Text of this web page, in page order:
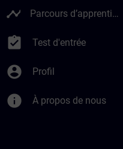
timeline Parcours d’apprentissage
assignment_turned_in Test d'entrée
account_circle Profil
info À propos de nous